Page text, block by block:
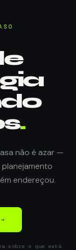
.
não é azar —
endereçou.
sobre o que está